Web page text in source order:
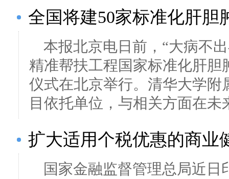
全国将建50家标准化肝胆
本报北京电日前，“大病不
精准帮扶工程国家标准化肝胆
仪式在北京举行。清华大学
目依托单位，与相关方面在未
扩大适用个税优惠的商业
国家金融监督管理总局近